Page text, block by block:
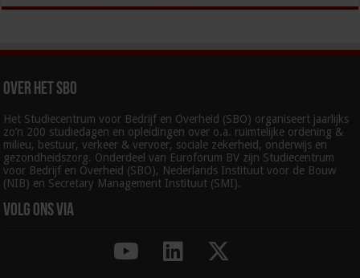
Over het SBO
Het Studiecentrum voor Bedrijf en Overheid (SBO) organiseert jaarlijks
zo’n 200 studiedagen en opleidingen over o.a. ruimtelijke ordening &
milieu, bestuur, verkeer & vervoer, sociale zekerheid, onderwijs en
gezondheidszorg. Onderdeel van Euroforum BV zijn Studiecentrum
voor Bedrijf en Overheid (SBO), Nederlands Instituut voor de Bouw
(NIB) en Secretary Management Instituut (SMI).
Volg ons via